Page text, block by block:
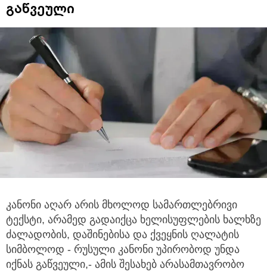
გაწვეული
კანონი აღარ არის მხოლოდ სამართლებრივი
ტექსტი, არამედ გადაიქცა ხელისუფლების ხალხზე
ძალადობის, დაშინებისა და ქვეყნის ღალატის
სიმბოლოდ - რუსული კანონი უპირობოდ უნდა
იქნას გაწვეული,- ამის შესახებ არასამთავრობო